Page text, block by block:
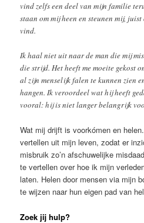
vind zelfs een deel van mijn familie
staan om mij heen en steunen mij,
vind.
Ik haal niet uit naar de man die mij
die strijd. Het heeft me moeite gekost
al zijn menselijk falen te kunnen zien
hangen. Ik veroordeel wat hij heeft
vooral: hij is niet langer belangrijk
Wat mij drijft is voorkómen en
vertellen uit mijn leven, zodat er
misbruik zo’n afschuwelijke
te vertellen over hoe ik mijn
laten. Helen door mensen via mijn
te wijzen naar hun eigen pad van
Zoek jij hulp?